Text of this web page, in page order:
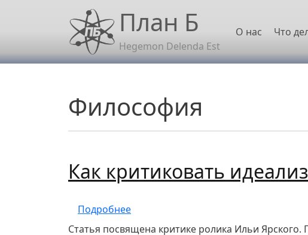
Перейти к основному содержаниюПлан Б
Hegemon Delenda Est
О нас Что
Философия
Как критиковать
Подробнеео Как критиковать идеализм
Статья посвящена критике ролика Ильи